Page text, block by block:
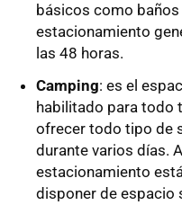
básicos como baños
estacionamiento
las 48 horas.
Camping: es el
habilitado para todo
ofrecer todo tipo de
durante varios días.
estacionamiento
disponer de espacio